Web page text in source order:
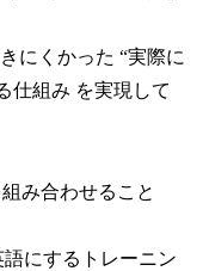
にくかった “実際に
仕組み を実現して
み合わせること
にするトレーニン